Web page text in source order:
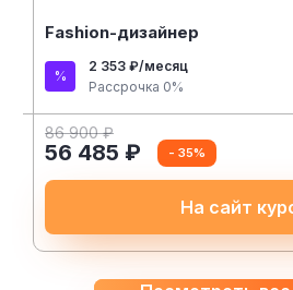
Fashion-дизайнер
2 353 ₽/месяц
Рассрочка 0%
86 900 ₽
56 485 ₽ - 35%
На сайт